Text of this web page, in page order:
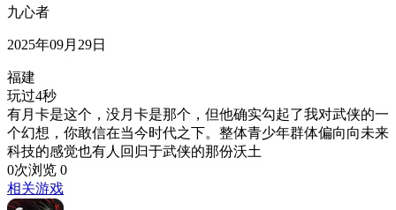
九心者
2025年09月29日
福建
玩过4秒
有月卡是这个，没月卡是那个，但他确实勾起了我对武侠的一
个幻想，你敢信在当今时代之下。整体青少年群体偏向向未来
科技的感觉也有人回归于武侠的那份沃土
0次浏览 0
相关游戏